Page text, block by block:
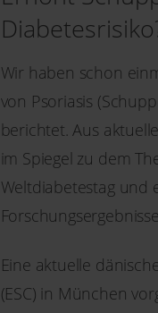
Wir haben schon
von Psoriasis
berichtet. Aus
im Spiegel zu dem
Weltdiabetestag und
Eine aktuelle
(ESC) in München